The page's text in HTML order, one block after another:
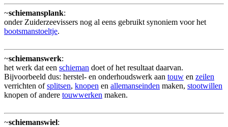
~schiemansplank:
onder Zuiderzeevissers nog al eens gebruikt synoniem voor het
bootsmanstoeltje.
~schiemanswerk:
het werk dat een schieman doet of het resultaat daarvan.
Bijvoorbeeld dus: herstel- en onderhoudswerk aan touw en zeilen
verrichten ofsplitsen, knopen en allemanseinden maken, stootwillen
knopen of andere touwwerken maken.
~schiemanswiel: